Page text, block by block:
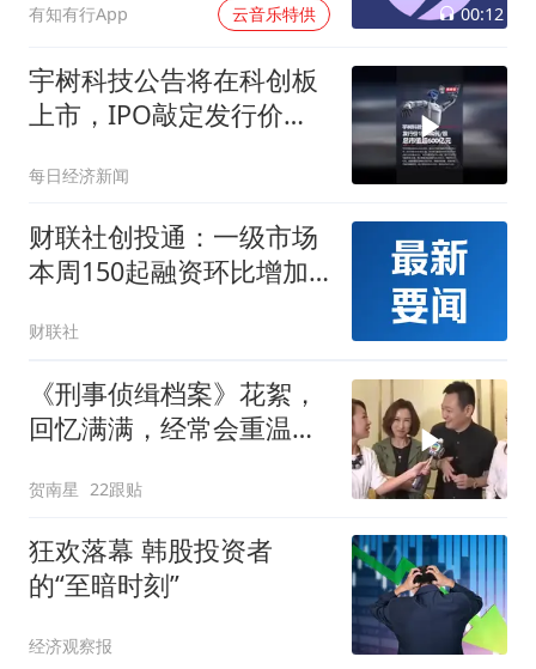
有知有行App 云音乐特供 00:12
宇树科技公告将在科创板
上市，IPO敲定发行价
超600亿元
每日经济新闻
财联社创投通：一级市场
本周150起融资环比增加
等细分活跃
财联社
《刑事侦缉档案》花絮，
回忆满满，经常会重温的
贺南星 22跟贴
狂欢落幕 韩股投资者
的“至暗时刻”
经济观察报